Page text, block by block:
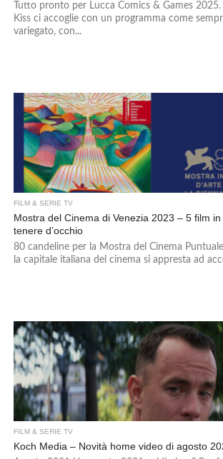
Tutto pronto per Lucca Comics & Games 2025.
Kiss ci accoglie con un programma come
variegato, con...
FILM & SERIE TV
Mostra del Cinema di Venezia 2023 – 5 film
tenere d’occhio
80 candeline per la Mostra del Cinema
la capitale italiana del cinema si appresta ad
FILM & SERIE TV
Koch Media – Novità home video di agosto